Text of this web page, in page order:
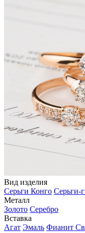
Вид изделия
Серьги Конго Серьги-
Металл
Золото Серебро
Вставка
Агат Эмаль Фианит